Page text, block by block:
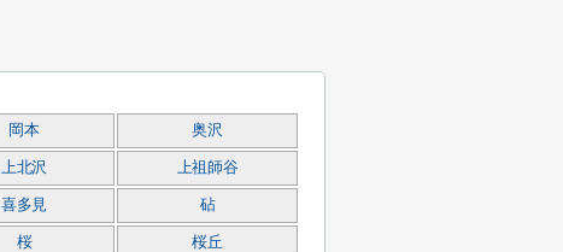
岡本 奥沢
上北沢 上祖師谷
喜多見 砧
桜 桜丘